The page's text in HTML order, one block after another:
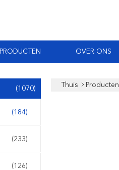
PRODUCTEN OVER ONS
(1070)
(184)
(233)
(126)
Thuis Producten